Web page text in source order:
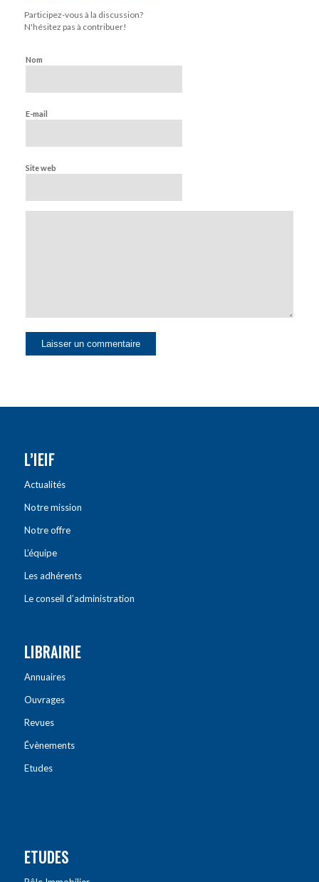
Participez-vous à la discussion?
N'hésitez pas à contribuer!
Nom
E-mail
Site web
L’IEIF
Actualités
Notre mission
Notre offre
L’équipe
Les adhérents
Le conseil d’administration
LIBRAIRIE
Annuaires
Ouvrages
Revues
Évènements
Etudes
ETUDES